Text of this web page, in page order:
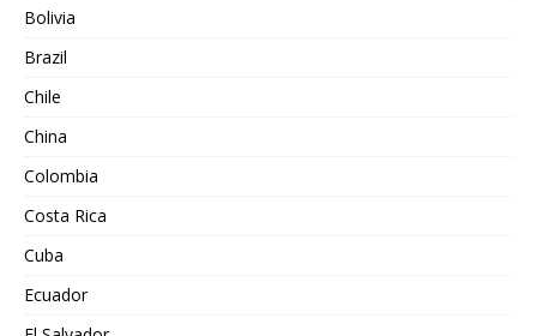
Bolivia
Brazil
Chile
China
Colombia
Costa Rica
Cuba
Ecuador